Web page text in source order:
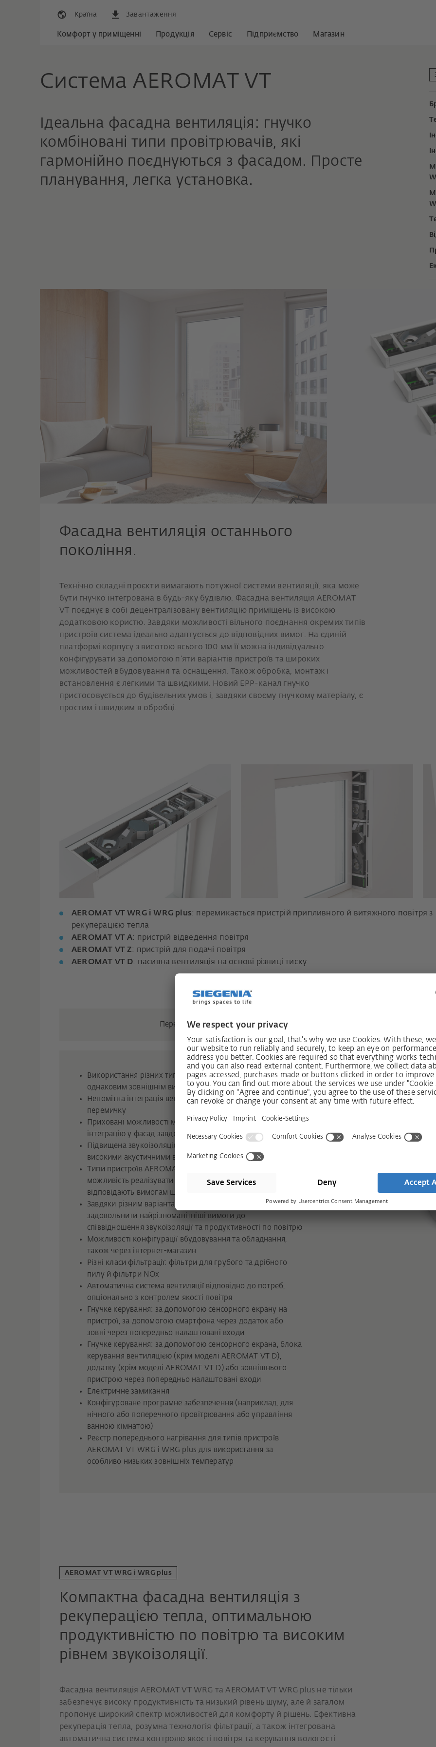
Країна Завантаження
Комфорт у приміщенні Продукція Сервіс Підприємство Магазин
Система AEROMAT VT
Ідеальна фасадна вентиляція: гнучко
комбіновані типи провітрювачів, які
гармонійно поєднуються з фасадом. Просте
планування, легка установка.
Фасадна вентиляція останнього
покоління.
Технічно складні проєкти вимагають потужної системи вентиляції, яка може
бути гнучко інтегрована в будь-яку будівлю. Фасадна вентиляція AEROMAT
VT поєднує в собі децентралізовану вентиляцію приміщень із високою
додатковою користю. Завдяки можливості вільного поєднання окремих типів
пристроїв система ідеально адаптується до відповідних вимог. На єдиній
платформі корпусу з висотою всього 100 мм її можна індивідуально
конфігурувати за допомогою п’яти варіантів пристроїв та широких
можливостей вбудовування та оснащення. Також обробка, монтаж і
встановлення є легкими та швидкими. Новий EPP-канал гнучко
пристосовується до будівельних умов і, завдяки своєму гнучкому матеріалу, є
простим і швидким в обробці.
AEROMAT VT WRG і WRG plus: перемикається пристрій припливного й витяжного повітря з
рекуперацією тепла
AEROMAT VT A: пристрій відведення повітря
AEROMAT VT Z: пристрій для подачі повітря
AEROMAT VT D: пасивна вентиляція на основі різниці тиску
Переваги системи
Використання різних типів і комбінацій вентиляції з
однаковим зовнішнім виглядом і умовами монтажу
Непомітна інтеграція вентиляції у відкіс, парапет або
перемичку
Приховані можливості монтажу забезпечують непомітну
інтеграцію у фасад завдяки EPP-каналам
Підвищена звукоізоляція для будівельних проєктів із
високими акустичними вимогами
Типи пристроїв AEROMAT WRG і WRG plus дають
можливість реалізувати рішення для вентиляції, що
відповідають вимогам щодо фінансування
Завдяки різним варіантам AEROMAT VT D можна
задовольнити найрізноманітніші вимоги до
співвідношення звукоізоляції та продуктивності по повітрю
Можливості конфігурації вбудовування та обладнання,
також через інтернет-магазин
Різні класи фільтрації: фільтри для грубого та дрібного
пилу й фільтри NOx
Автоматична система вентиляції відповідно до потреб,
опціонально з контролем якості повітря
Гнучке керування: за допомогою сенсорного екрану на
пристрої, за допомогою смартфона через додаток або
зовні через попередньо налаштовані входи
Гнучке керування: за допомогою сенсорного екрана, блока
керування вентиляцією (крім моделі AEROMAT VT D),
додатку (крім моделі AEROMAT VT D) або зовнішнього
пристрою через попередньо налаштовані входи
Електричне замикання
Конфігуроване програмне забезпечення (наприклад, для
нічного або поперечного провітрювання або управління
ванною кімнатою)
Реєстр попереднього нагрівання для типів пристроїв
AEROMAT VT WRG і WRG plus для використання за
особливо низьких зовнішніх температур
AEROMAT VT WRG і WRG plus
Компактна фасадна вентиляція з
рекуперацією тепла, оптимальною
продуктивністю по повітрю та високим
рівнем звукоізоляції.
Фасадна вентиляція AEROMAT VT WRG та AEROMAT VT WRG plus не тільки
забезпечує високу продуктивність та низький рівень шуму, але й загалом
пропонує широкий спектр можливостей для комфорту й рішень. Ефективна
рекуперація тепла, розумна технологія фільтрації, а також інтегрована
автоматична система контролю якості повітря та керування вологості